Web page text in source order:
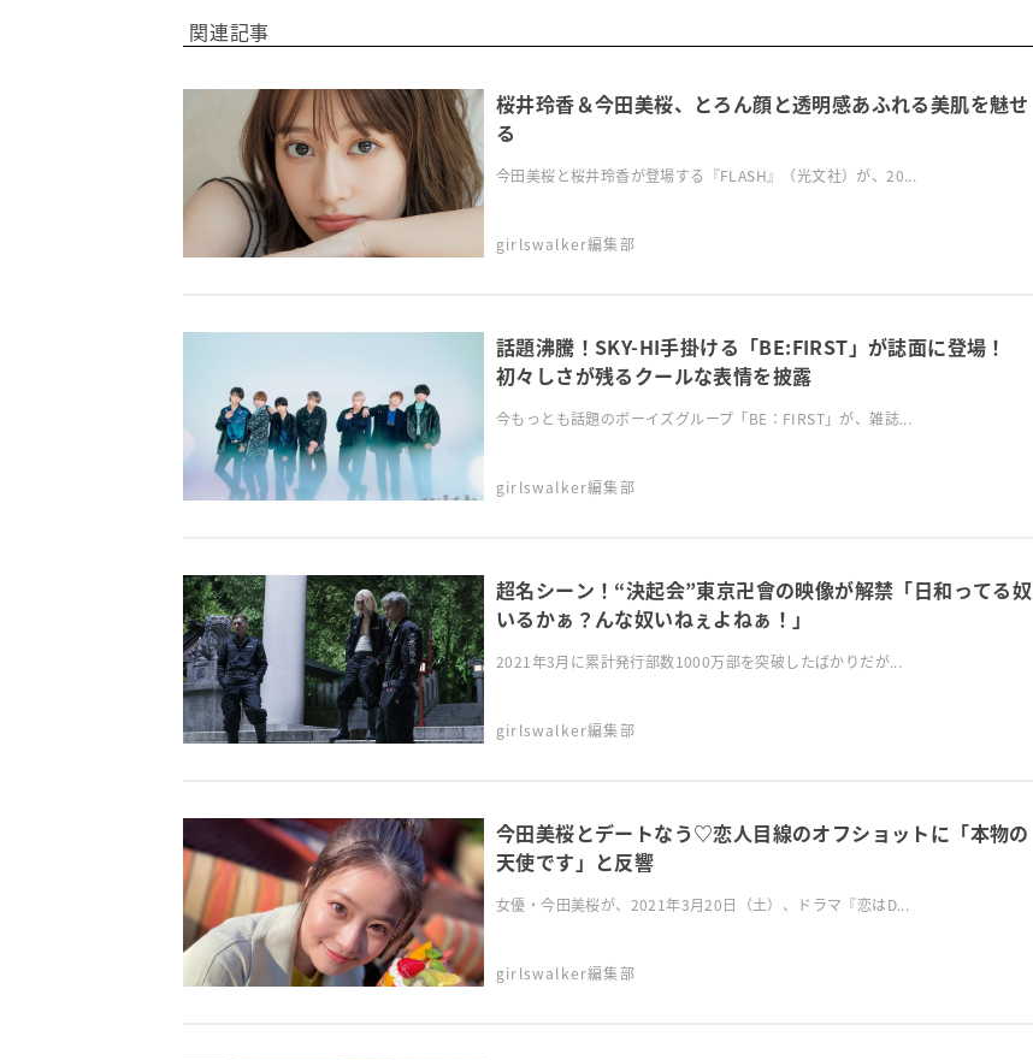
関連記事
桜井玲香＆今田美桜、とろん顔と透明感あふれる美肌を魅せ
る
今田美桜と桜井玲香が登場する『FLASH』（光文社）が、20...
girlswalker編集部
話題沸騰！SKY-HI手掛ける「BE:FIRST」が誌面に登場！
初々しさが残るクールな表情を披露
今もっとも話題のボーイズグループ「BE：FIRST」が、雑誌...
girlswalker編集部
超名シーン！“決起会”東京卍會の映像が解禁「日和ってる奴
いるかぁ？んな奴いねぇよねぁ！」
2021年3月に累計発行部数1000万部を突破したばかりだが...
girlswalker編集部
今田美桜とデートなう♡恋人目線のオフショットに「本物の
天使です」と反響
女優・今田美桜が、2021年3月20日（土）、ドラマ『恋はD...
girlswalker編集部